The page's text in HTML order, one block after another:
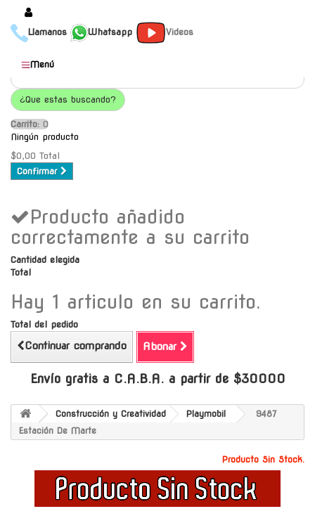
Llamanos Whatsapp Videos
Productos
Populares
Categorías
Marcas
Mayoristas
Contacto
Envío gratis a C.A.B.A. a
partir de $30000
Menú
¿Que estas buscando?
Carrito: O
Ningún producto
$0,00 Total
Confirmar
Producto añadido
correctamente a su carrito
Cantidad elegida
Total
Hay 1 articulo en su carrito.
Total del pedido
Continuar comprando Abonar
Envío gratis a C.A.B.A. a partir de $30000
Construcción y Creatividad Playmobil
9487
Estación De Marte
Producto Sin Stock.